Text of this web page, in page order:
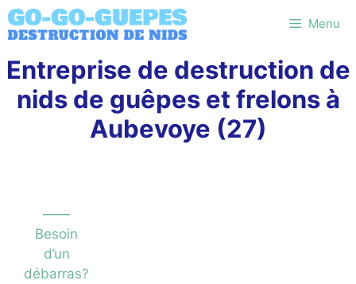
Aller
au
Menu
Entreprise de destruction de
nids de guêpes et frelons à
Aubevoye (27)
——
Besoin
d’un
débarras?